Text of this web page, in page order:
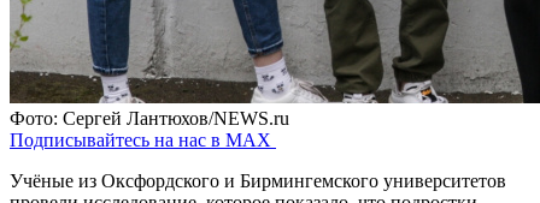
Фото: Сергей Лантюхов/NEWS.ru
Подписывайтесь на нас в MAX
Учёные из Оксфордского и Бирмингемского университетов